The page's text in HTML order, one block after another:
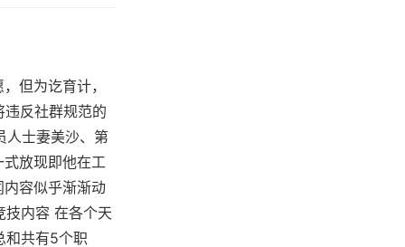
但为讫育计，
反社群规范的
人士妻美沙、第
放现即他在工
容似乎渐渐动
内容 在各个天
和共有5个职